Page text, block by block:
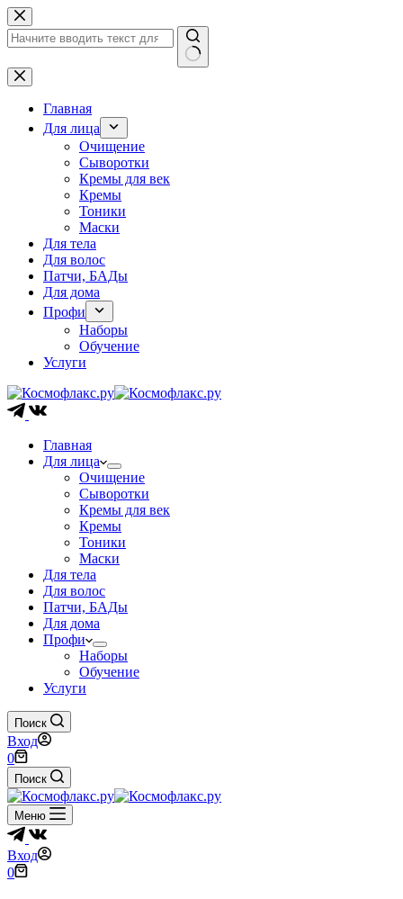
Перейти
к
сути
Ничего
не
найденоГлавная
Для лица
Очищение
Сыворотки
Кремы для век
Кремы
Тоники
Маски
Для тела
Для волос
Патчи, БАДы
Для дома
Профи
Наборы
Обучение
Услуги
Главная
Для лица
Очищение
Сыворотки
Кремы для век
Кремы
Тоники
Маски
Для тела
Для волос
Патчи, БАДы
Для дома
Профи
Наборы
Обучение
Услуги
Поиск
Вход
Корзина
0
Поиск
Меню
Вход
Корзина
0